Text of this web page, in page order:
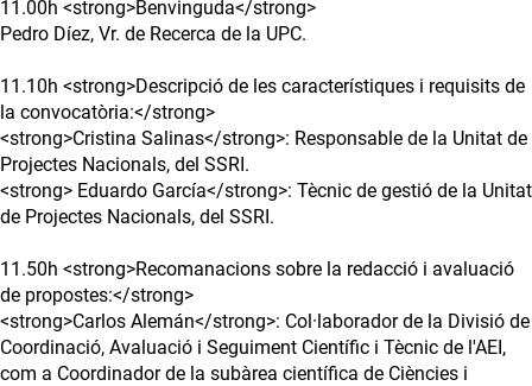
11.00h <strong>Benvinguda</strong>
Pedro Díez, Vr. de Recerca de la UPC.
11.10h <strong>Descripció de les característiques i requisits de
la convocatòria:</strong>
<strong>Cristina Salinas</strong>: Responsable de la Unitat de
Projectes Nacionals, del SSRI.
<strong> Eduardo García</strong>: Tècnic de gestió de la Unitat
de Projectes Nacionals, del SSRI.
11.50h <strong>Recomanacions sobre la redacció i avaluació
de propostes:</strong>
<strong>Carlos Alemán</strong>: Col·laborador de la Divisió de
Coordinació, Avaluació i Seguiment Científic i Tècnic de l'AEI,
com a Coordinador de la subàrea científica de Ciències i